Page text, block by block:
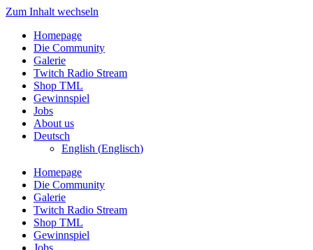
Zum Inhalt wechseln
Homepage
Die Community
Galerie
Twitch Radio Stream
Shop TML
Gewinnspiel
Jobs
About us
Deutsch
English (Englisch)
Homepage
Die Community
Galerie
Twitch Radio Stream
Shop TML
Gewinnspiel
Jobs